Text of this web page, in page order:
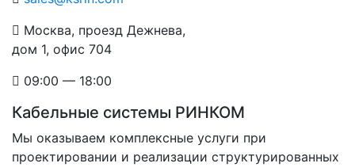
Москва, проезд Дежнева,
дом 1, офис 704
09:00 — 18:00
Кабельные системы РИНКОМ
Мы оказываем комплексные услуги при
проектировании и реализации структурированных